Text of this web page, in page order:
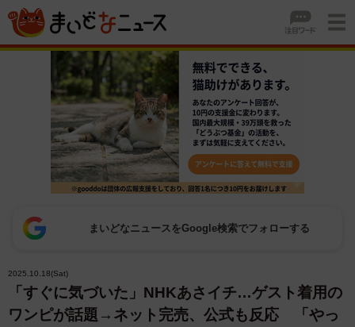
まいどなニュースをGoogle検索でフォローする
2025.10.18(Sat)
「すぐに気づいた」NHKあさイチ…ゲスト着用の
ワンピが話題→ネット完売、公式も反応 「やっ